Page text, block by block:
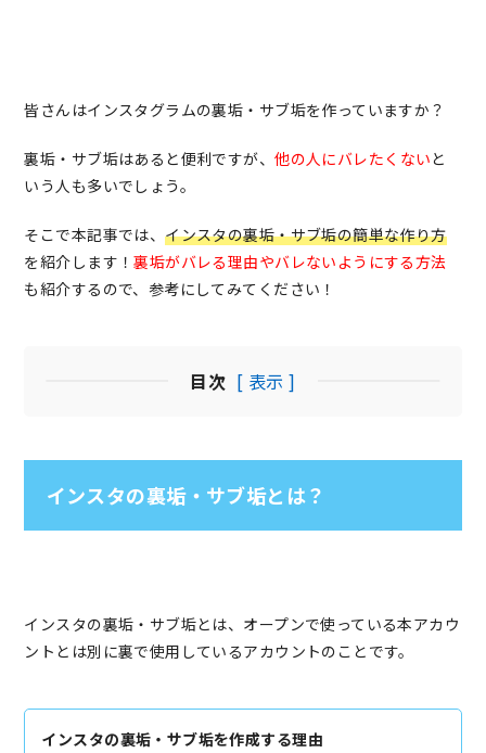
皆さんはインスタグラムの裏垢・サブ垢を作っていますか？
裏垢・サブ垢はあると便利ですが、他の人にバレたくないと
いう人も多いでしょう。
そこで本記事では、インスタの裏垢・サブ垢の簡単な作り方
を紹介します！裏垢がバレる理由やバレないようにする方法
も紹介するので、参考にしてみてください！
目次 [ 表示 ]
インスタの裏垢・サブ垢とは？
インスタの裏垢・サブ垢とは、オープンで使っている本アカウ
ントとは別に裏で使用しているアカウントのことです。
インスタの裏垢・サブ垢を作成する理由